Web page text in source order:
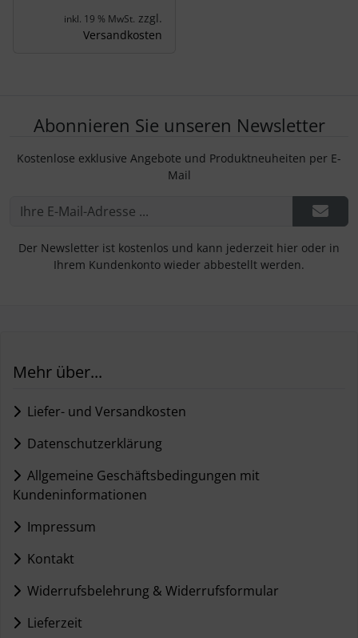
inkl. 19 % MwSt. zzgl.
Versandkosten
Abonnieren Sie unseren Newsletter
Kostenlose exklusive Angebote und Produktneuheiten per E-
Mail
Der Newsletter ist kostenlos und kann jederzeit hier oder in
Ihrem Kundenkonto wieder abbestellt werden.
Mehr über...
Liefer- und Versandkosten
Datenschutzerklärung
Allgemeine Geschäftsbedingungen mit
Kundeninformationen
Impressum
Kontakt
Widerrufsbelehrung & Widerrufsformular
Lieferzeit